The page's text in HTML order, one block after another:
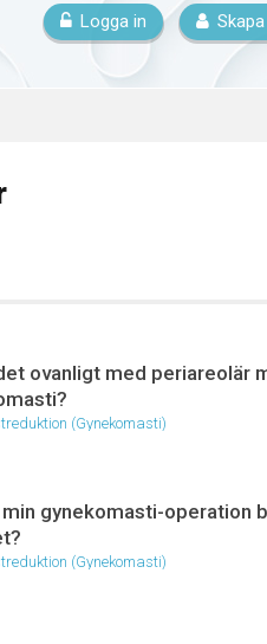
Logga in
ovanligt med periareolär
(Gynekomasti)
min gynekomasti-operation
(Gynekomasti)